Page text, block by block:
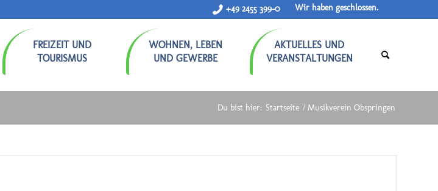
+49 2455 399-0 Wir haben geschlossen.
FREIZEIT UND
TOURISMUS
WOHNEN, LEBEN
UND GEWERBE
AKTUELLES UND
VERANSTALTUNGEN
Du bist hier: Startseite / Musikverein Obspringen